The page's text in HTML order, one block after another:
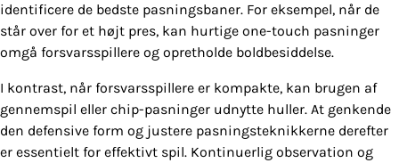
identificere de bedste pasningsbaner. For eksempel, når de
står over for et højt pres, kan hurtige one-touch pasninger
omgå forsvarsspillere og opretholde boldbesiddelse.
I kontrast, når forsvarsspillere er kompakte, kan brugen af
gennemspil eller chip-pasninger udnytte huller. At genkende
den defensive form og justere pasningsteknikkerne derefter
er essentielt for effektivt spil. Kontinuerlig observation og